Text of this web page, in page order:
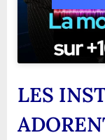
LES